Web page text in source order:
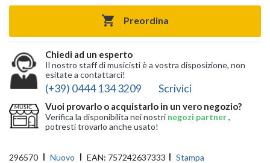
 Preordina
Chiedi ad un esperto
Il nostro staff di musicisti è a vostra disposizione, non
esitate a contattarci!
(+39) 0444 134 3209 Scrivici
Vuoi provarlo o acquistarlo in un vero negozio?
Verifica la disponibilita nei nostri negozi partner,
potresti trovarlo anche usato!
296570 Nuovo EAN: 757242637333 Stampa